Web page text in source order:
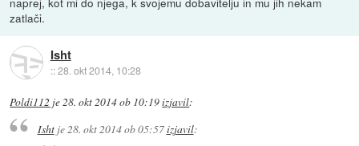
zatlači.
Isht
::28. okt 2014, 10:28
Poldi112 je28. okt 2014 ob 10:19izjavil:
Ishtje 28. okt 2014 ob 05:57izjavil: